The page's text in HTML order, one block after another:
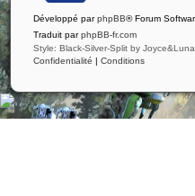
Développé parphpBB® Forum
Traduit parphpBB-fr.com
Style: Black-Silver-Split by Joyce&Luna
Confidentialité | Conditions